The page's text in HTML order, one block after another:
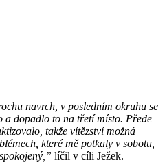
navrch, v posledním okruhu se
dopadlo to na třetí místo. Přede
takže vítězství možná
které mě potkaly v sobotu,
líčil v cíli Ježek.